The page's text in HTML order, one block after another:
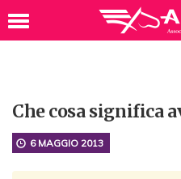
Che cosa significa
6 MAGGIO 2013